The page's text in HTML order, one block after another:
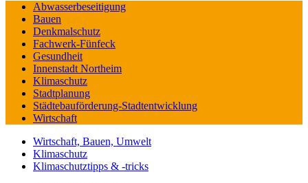
Abwasserbeseitigung
Bauen
Denkmalschutz
Fachwerk-Fünfeck
Gesundheit
Innenstadt Northeim
Klimaschutz
Stadtplanung
Städtebauförderung-Stadtentwicklung
Wirtschaft
Wirtschaft, Bauen, Umwelt
Klimaschutz
Klimaschutztipps & -tricks